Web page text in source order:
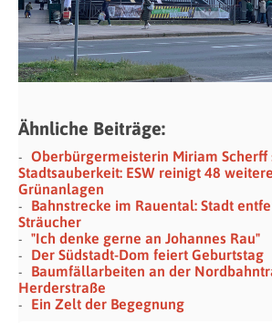
Ähnliche Beiträge:
Oberbürgermeisterin Miriam Scherff
Stadtsauberkeit: ESW reinigt 48
Grünanlagen
Bahnstrecke im Rauental: Stadt
Sträucher
"Ich denke gerne an Johannes Rau"
Der Südstadt-Dom feiert Geburtstag
Baumfällarbeiten an der
Herderstraße
Ein Zelt der Begegnung